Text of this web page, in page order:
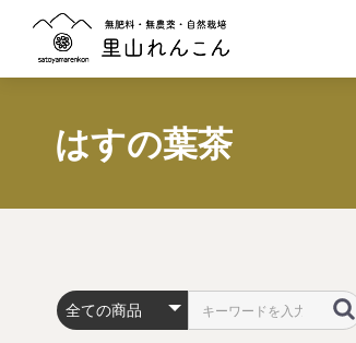
はすの葉茶